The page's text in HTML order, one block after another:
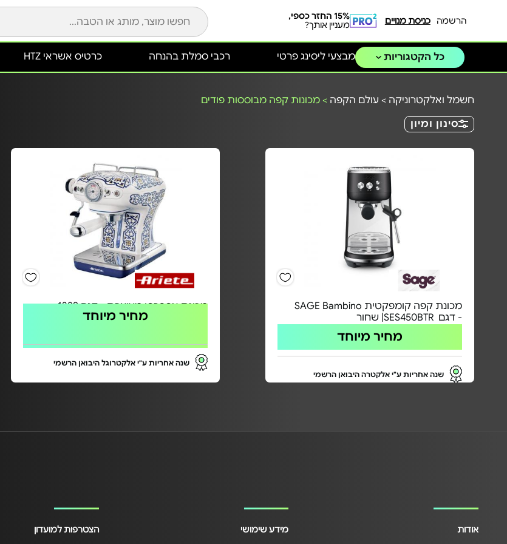
הרשמה כניסת מנויים
15% החזר כספי,
מעניין אותך?
כל הקטגוריות כרטיס אשראי HTZ מבצעי ליסינג פרטי רכבי סמלת בהנחה
חשמל ואלקטרוניקה > עולם הקפה > מכונות קפה מבוססות פודים
סינון ומיון
מכונת קפה קומפקטית SAGE Bambino
- דגם SES450BTR| שחור
מחיר מיוחד
שנה אחריות ע"י אלקטרה היבואן הרשמי
מכונת אספרסו מעוצבת - דגם 1389
מחיר מיוחד
שנה אחריות ע"י אלקטרוגל היבואן הרשמי
אודות מידע שימושי הצטרפות למועדון